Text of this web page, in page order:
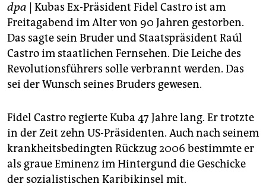
shop
fragen & hilfe
unterstützen
abo
epaper login
dpa | Kubas Ex-Präsident Fidel Castro ist am
Freitagabend im Alter von 90 Jahren gestorben.
Das sagte sein Bruder und Staatspräsident Raúl
Castro im staatlichen Fernsehen. Die Leiche des
Revolutionsführers solle verbrannt werden. Das
sei der Wunsch seines Bruders gewesen.
Fidel Castro regierte Kuba 47 Jahre lang. Er trotzte
in der Zeit zehn US-Präsidenten. Auch nach seinem
krankheitsbedingten Rückzug 2006 bestimmte er
als graue Eminenz im Hintergund die Geschicke
der sozialistischen Karibikinsel mit.